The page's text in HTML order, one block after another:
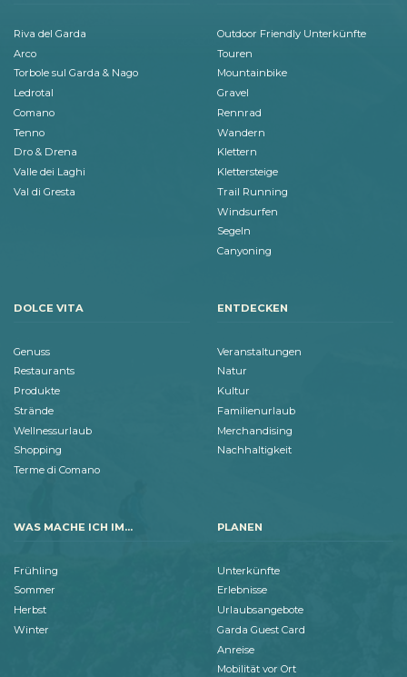
Riva del Garda
Arco
Torbole sul Garda & Nago
Ledrotal
Comano
Tenno
Dro & Drena
Valle dei Laghi
Val di Gresta
Outdoor Friendly Unterkünfte
Touren
Mountainbike
Gravel
Rennrad
Wandern
Klettern
Klettersteige
Trail Running
Windsurfen
Segeln
Canyoning
DOLCE VITA
Genuss
Restaurants
Produkte
Strände
Wellnessurlaub
Shopping
Terme di Comano
ENTDECKEN
Veranstaltungen
Natur
Kultur
Familienurlaub
Merchandising
Nachhaltigkeit
WAS MACHE ICH IM...
Frühling
Sommer
Herbst
Winter
PLANEN
Unterkünfte
Erlebnisse
Urlaubsangebote
Garda Guest Card
Anreise
Mobilität vor Ort